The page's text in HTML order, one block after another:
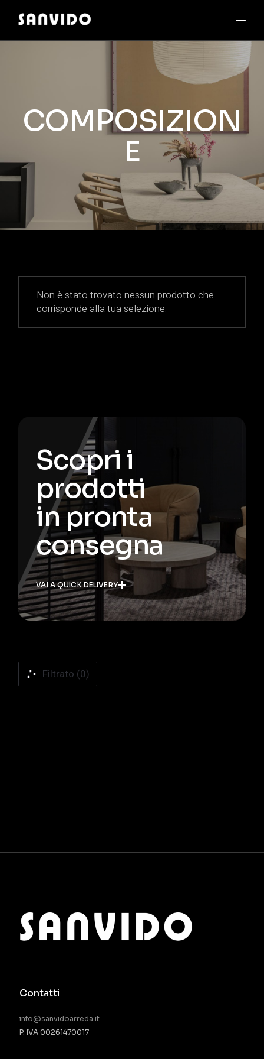
COMPOSIZION
E
Non è stato trovato nessun prodotto che
corrisponde alla tua selezione.
Scopri i
prodotti
in pronta
consegna
VAI A QUICK DELIVERY
Filtrato (0)
Contatti
info@sanvidoarreda.it
P. IVA 00261470017